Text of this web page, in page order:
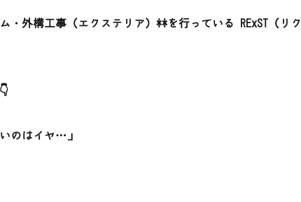
・外構工事（エクステリア）**を行っている RExST（リク
のはイヤ…」